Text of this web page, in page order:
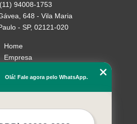
(11) 94008-1753
648 - Vila Maria
- SP, 02121-020
Home
Empresa
Serviços
Contato
Olá! Fale agora pelo WhatsApp.